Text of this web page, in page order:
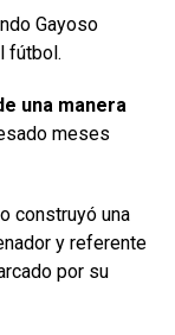
Gayoso
fútbol.
una manera
meses
construyó una
y referente
por su